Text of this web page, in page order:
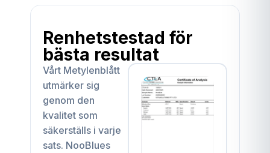
Renhetstestad för
bästa resultat
Vårt Metylenblått
utmärker sig
genom den
kvalitet som
säkerställs i varje
sats. NooBlues